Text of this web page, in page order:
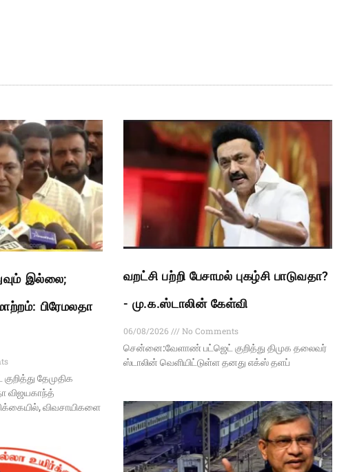
இல்லை;
பிரேமலதா
தேமுதிக
விஜயகாந்த்
விவசாயிகளை
வறட்சி பற்றி பேசாமல் புகழ்சி பாடுவதா?
- மு.க.ஸ்டாலின் கேள்வி
06/08/2026
No Comments
சென்னை:வேளாண் பட்ஜெட் குறித்து திமுக தலைவர்
ஸ்டாலின் வெளியிட்டுள்ள தனது எக்ஸ் தளப்